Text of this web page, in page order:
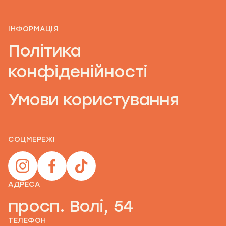
ІНФОРМАЦІЯ
Політика
конфіденійності
Умови користування
СОЦМЕРЕЖІ
АДРЕСА
просп. Волі, 54
ТЕЛЕФОН